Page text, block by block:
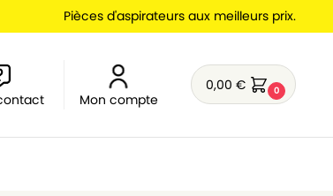
Pièces d'aspirateurs aux meilleurs prix.
Mon compte
0,00€ 0